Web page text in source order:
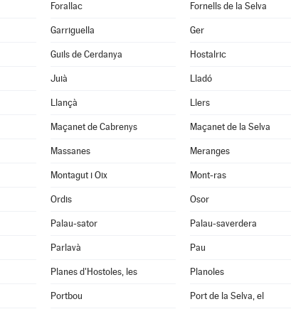
Forallac Fornells de la Selva
Garriguella Ger
Guils de Cerdanya Hostalric
Juià Lladó
Llançà Llers
Maçanet de Cabrenys Maçanet de la Selva
Massanes Meranges
Montagut i Oix Mont-ras
Ordis Osor
Palau-sator Palau-saverdera
Parlavà Pau
Planes d'Hostoles, les Planoles
Portbou Port de la Selva, el